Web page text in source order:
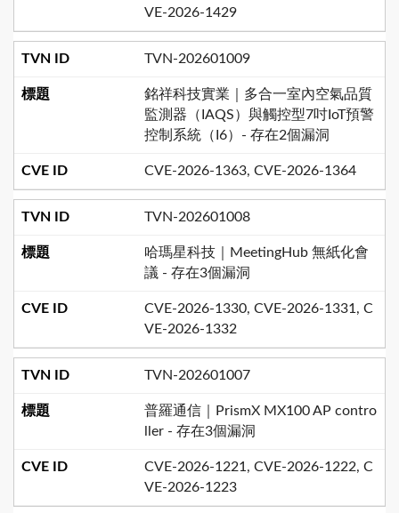
VE-2026-1429
TVN-202601009
銘祥科技實業｜多合一室內空氣品質
監測器（IAQS）與觸控型7吋IoT預警
控制系統（I6）- 存在2個漏洞
CVE-2026-1363, CVE-2026-1364
TVN-202601008
哈瑪星科技｜MeetingHub 無紙化會
議 - 存在3個漏洞
CVE-2026-1330, CVE-2026-1331, C
VE-2026-1332
TVN-202601007
普羅通信｜PrismX MX100 AP contro
ller - 存在3個漏洞
CVE-2026-1221, CVE-2026-1222, C
VE-2026-1223